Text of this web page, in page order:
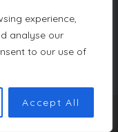
experience,
analyse our
to our use of
Accept All